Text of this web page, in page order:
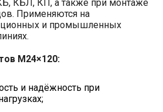
КБЛ, КП, а также при монтаже
Применяются на
и промышленных
М24×120:
и надёжность при